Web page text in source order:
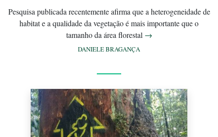
Pesquisa publicada recentemente afirma que a heterogeneidade de
habitat e a qualidade da vegetação é mais importante que o
tamanho da área florestal →
DANIELE BRAGANÇA